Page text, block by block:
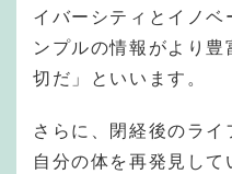
イバーシティとイノ
ンプルの情報がより
切だ」といいます。
さらに、閉経後のライ
自分の体を再発見し